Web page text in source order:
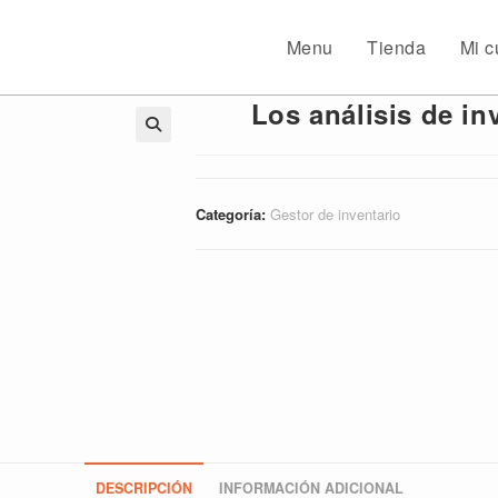
Menu Tienda Mi
Los análisis de
Categoría: Gestor de inventario
DESCRIPCIÓN INFORMACIÓN ADICIONAL